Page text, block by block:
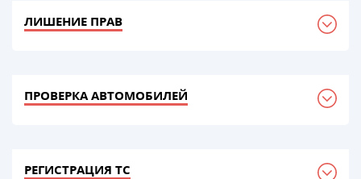
ЛИШЕНИЕ ПРАВ
ПРОВЕРКА АВТОМОБИЛЕЙ
РЕГИСТРАЦИЯ ТС